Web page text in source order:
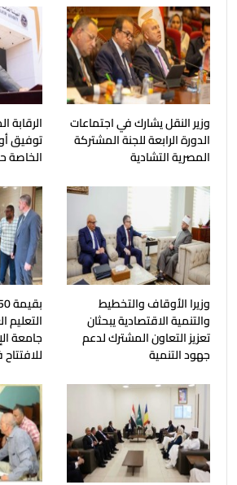
وزير النقل يشارك في اجتماعات
الدورة الرابعة للجنة المشتركة
المصرية التشادية
الرقابة
توفيق
الخاصة حتى 31
وزيرا الأوقاف والتخطيط
والتنمية الاقتصادية يبحثان
تعزيز التعاون المشترك لدعم
جهود التنمية
التعليم
جامعة